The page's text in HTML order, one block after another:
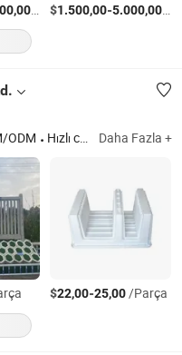
/Parça
$1.500,00-5.000,00/
ODM Hızlı cevap Daha Fazla +
$22,00-25,00/Parça